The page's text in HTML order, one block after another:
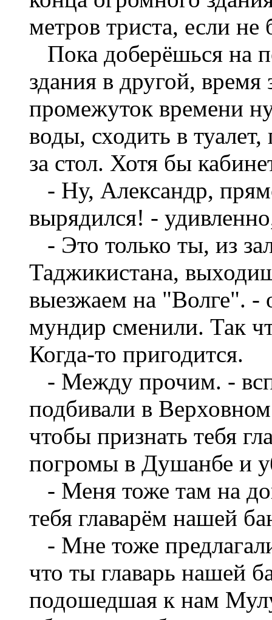
метров триста, если не
Пока доберёшься на
здания в другой, время
промежуток времени
воды, сходить в
за стол. Хотя бы
- Ну, Александр,
вырядился! -
- Это только ты, из
Таджикистана,
выезжаем на "Волге". -
мундир сменили. Так
Когда-то пригодится.
- Между прочим. -
подбивали в
чтобы признать тебя
погромы в Душанбе и
- Меня тоже там на
тебя главарём нашей
- Мне тоже
что ты главарь нашей
подошедшая к нам